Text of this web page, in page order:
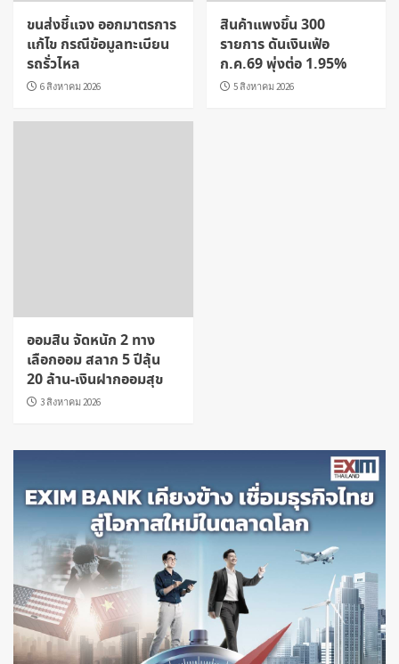
ขนส่งชี้แจง ออกมาตรการ
แก้ไข กรณีข้อมูลทะเบียน
รถรั่วไหล
6 สิงหาคม 2026
สินค้าแพงขึ้น 300
รายการ ดันเงินเฟ้อ
ก.ค.69 พุ่งต่อ 1.95%
5 สิงหาคม 2026
ออมสิน จัดหนัก 2 ทาง
เลือกออม สลาก 5 ปีลุ้น
20 ล้าน-เงินฝากออมสุข
3 สิงหาคม 2026